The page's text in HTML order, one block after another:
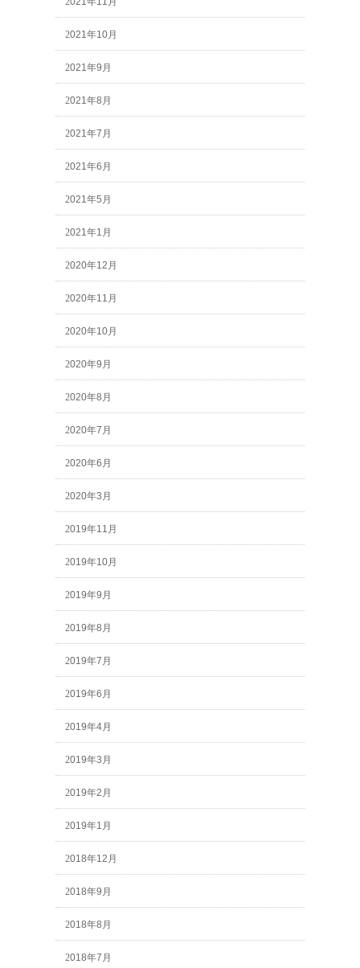
2021年10月
2021年9月
2021年8月
2021年7月
2021年6月
2021年5月
2021年1月
2020年12月
2020年11月
2020年10月
2020年9月
2020年8月
2020年7月
2020年6月
2020年3月
2019年11月
2019年10月
2019年9月
2019年8月
2019年7月
2019年6月
2019年4月
2019年3月
2019年2月
2019年1月
2018年12月
2018年9月
2018年8月
2018年7月